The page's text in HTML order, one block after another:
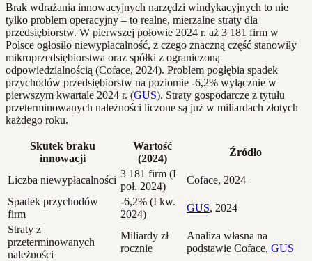
Brak wdrażania innowacyjnych narzędzi windykacyjnych to nie
tylko problem operacyjny – to realne, mierzalne straty dla
przedsiębiorstw. W pierwszej połowie 2024 r. aż 3 181 firm w
Polsce ogłosiło niewypłacalność, z czego znaczną część stanowiły
mikroprzedsiębiorstwa oraz spółki z ograniczoną
odpowiedzialnością (Coface, 2024). Problem pogłębia spadek
przychodów przedsiębiorstw na poziomie -6,2% wyłącznie w
pierwszym kwartale 2024 r. (GUS). Straty gospodarcze z tytułu
przeterminowanych należności liczone są już w miliardach złotych
każdego roku.
Skutek braku
innowacji
Wartość
(2024)
Źródło
Liczba niewypłacalności
3 181 firm (I
poł. 2024)
Coface, 2024
Spadek przychodów
firm
-6,2% (I kw.
2024)
GUS, 2024
Straty z
przeterminowanych
należności
Miliardy zł
rocznie
Analiza własna na
podstawie Coface, GUS